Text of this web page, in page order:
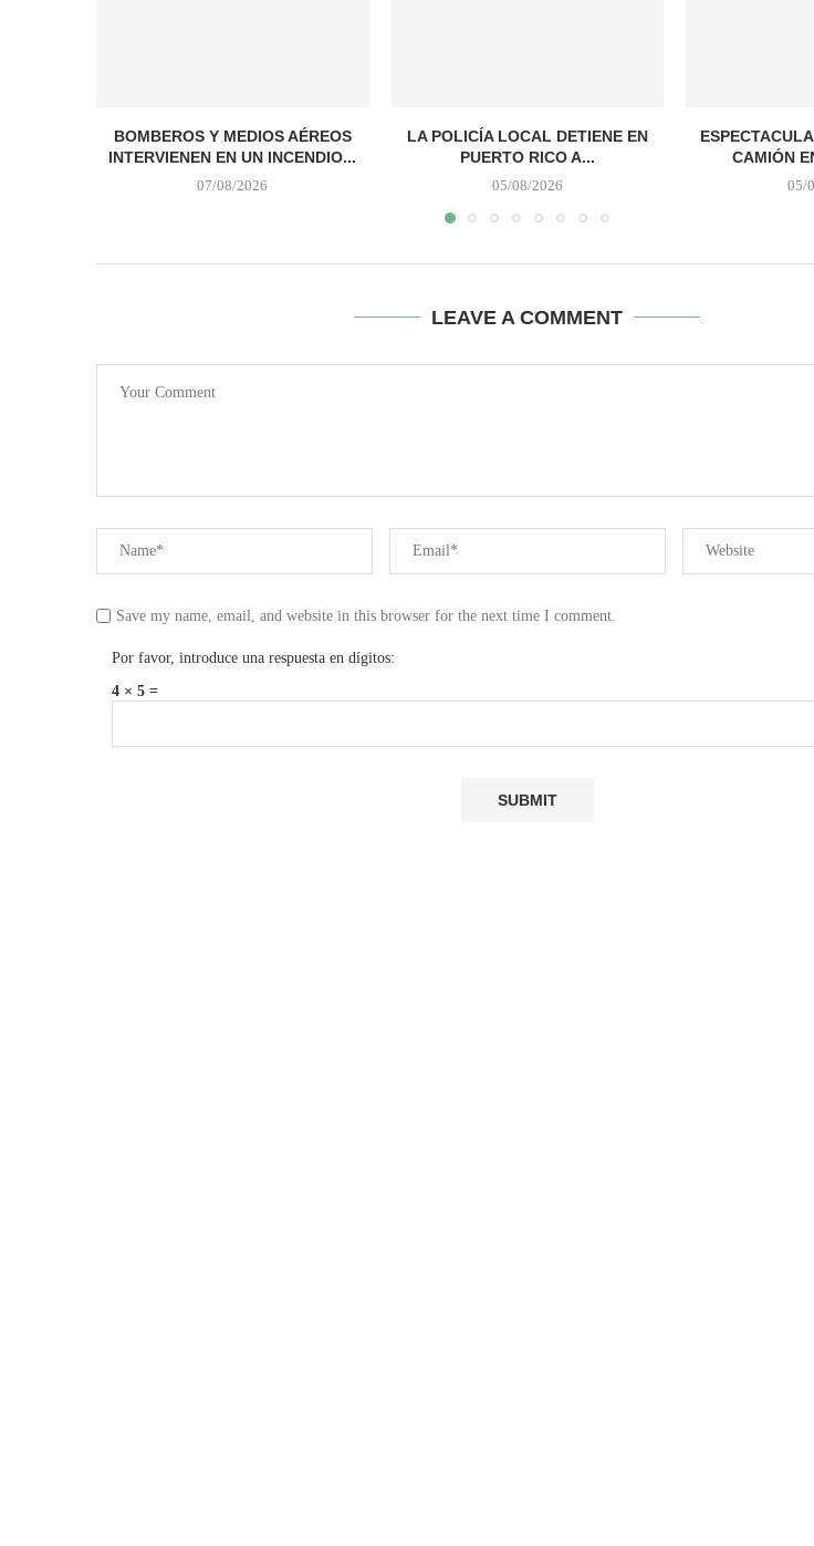
BOMBEROS Y MEDIOS AÉREOS
INTERVIENEN EN UN INCENDIO...
07/08/2026
LA POLICÍA LOCAL DETIENE EN
PUERTO RICO A...
05/08/2026
CAMIÓN
05/
LEAVE A COMMENT
Save my name, email, and website in this browser for the next time I comment.
Por favor, introduce una respuesta en dígitos:
4 × 5 =